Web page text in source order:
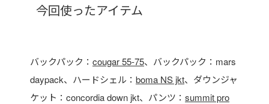
今回使ったアイテム
バックパック： cougar 55-75、バックパック：mars
daypack、ハードシェル： boma NS jkt、ダウンジャ
ケット：concordia down jkt、パンツ： summit pro